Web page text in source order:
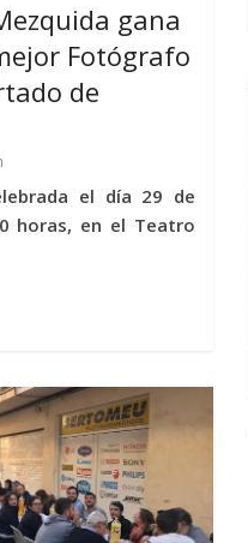
gana
Fotógrafo
de
el día 29 de
horas, en el Teatro